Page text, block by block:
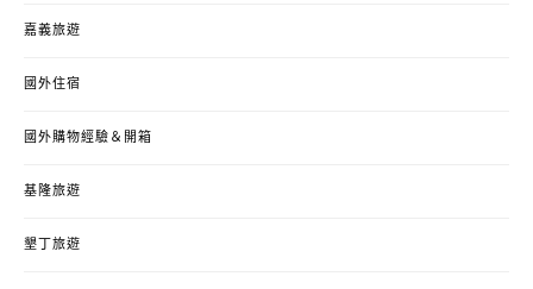
嘉義旅遊
國外住宿
國外購物經驗＆開箱
基隆旅遊
墾丁旅遊